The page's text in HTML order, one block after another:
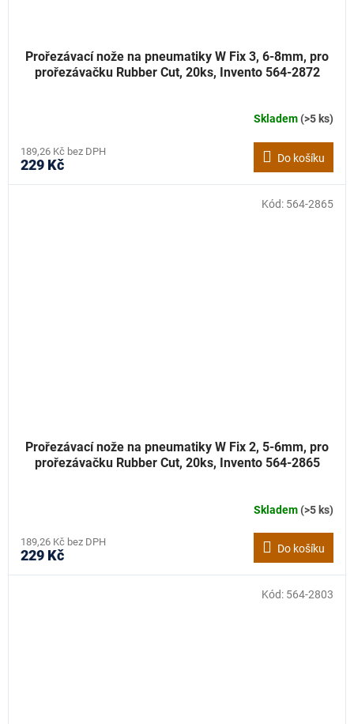
Prořezávací nože na pneumatiky W Fix 3, 6-8mm, pro
prořezávačku Rubber Cut, 20ks, Invento 564-2872
Skladem(>5 ks)
189,26 Kč bez DPH
229 Kč Do košíku
Prořezávací nože na pneumatiky W Fix 2, 5-6mm, pro
prořezávačku Rubber Cut, 20ks, Invento 564-2865
Skladem(>5 ks)
189,26 Kč bez DPH
229 Kč Do košíku
Kód: 564-2865
Kód: 564-2803